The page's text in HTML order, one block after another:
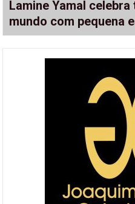
Lamine Yamal
mundo com pequena